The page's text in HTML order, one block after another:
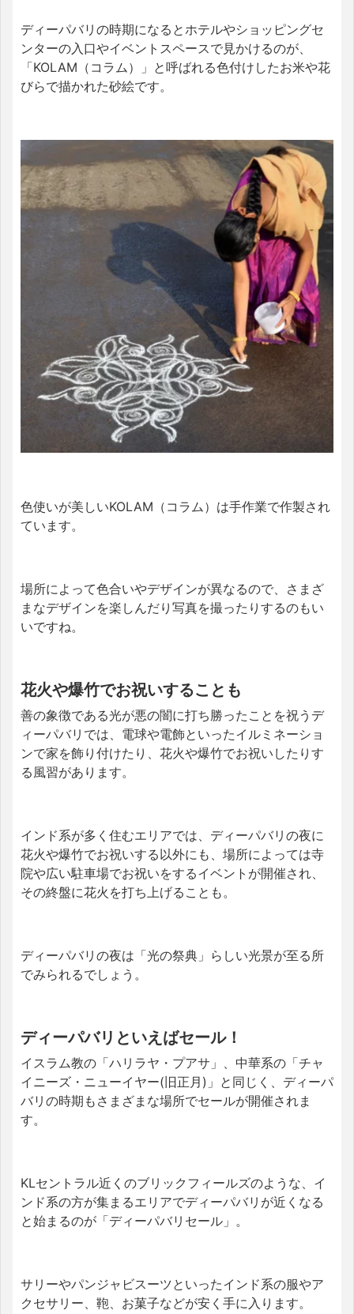
ディーパバリの時期になるとホテルやショッピングセ
ンターの入口やイベントスペースで見かけるのが、
「KOLAM（コラム）」と呼ばれる色付けしたお米や花
びらで描かれた砂絵です。
色使いが美しいKOLAM（コラム）は手作業で作製され
ています。
場所によって色合いやデザインが異なるので、さまざ
まなデザインを楽しんだり写真を撮ったりするのもい
いですね。
花火や爆竹でお祝いすることも
善の象徴である光が悪の闇に打ち勝ったことを祝うデ
ィーパバリでは、電球や電飾といったイルミネーショ
ンで家を飾り付けたり、花火や爆竹でお祝いしたりす
る風習があります。
インド系が多く住むエリアでは、ディーパバリの夜に
花火や爆竹でお祝いする以外にも、場所によっては寺
院や広い駐車場でお祝いをするイベントが開催され、
その終盤に花火を打ち上げることも。
ディーパバリの夜は「光の祭典」らしい光景が至る所
でみられるでしょう。
ディーパバリといえばセール！
イスラム教の「ハリラヤ・プアサ」、中華系の「チャ
イニーズ・ニューイヤー(旧正月)」と同じく、ディーパ
バリの時期もさまざまな場所でセールが開催されま
す。
KLセントラル近くのブリックフィールズのような、イ
ンド系の方が集まるエリアでディーパバリが近くなる
と始まるのが「ディーパバリセール」。
サリーやパンジャビスーツといったインド系の服やア
クセサリー、鞄、お菓子などが安く手に入ります。